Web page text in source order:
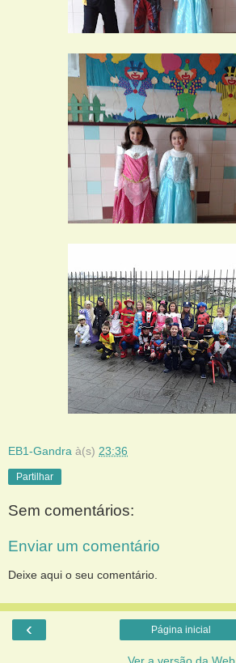
EB1-Gandra à(s) 23:36
Partilhar
Sem comentários:
Enviar um comentário
Deixe aqui o seu comentário.
‹ Página inicial